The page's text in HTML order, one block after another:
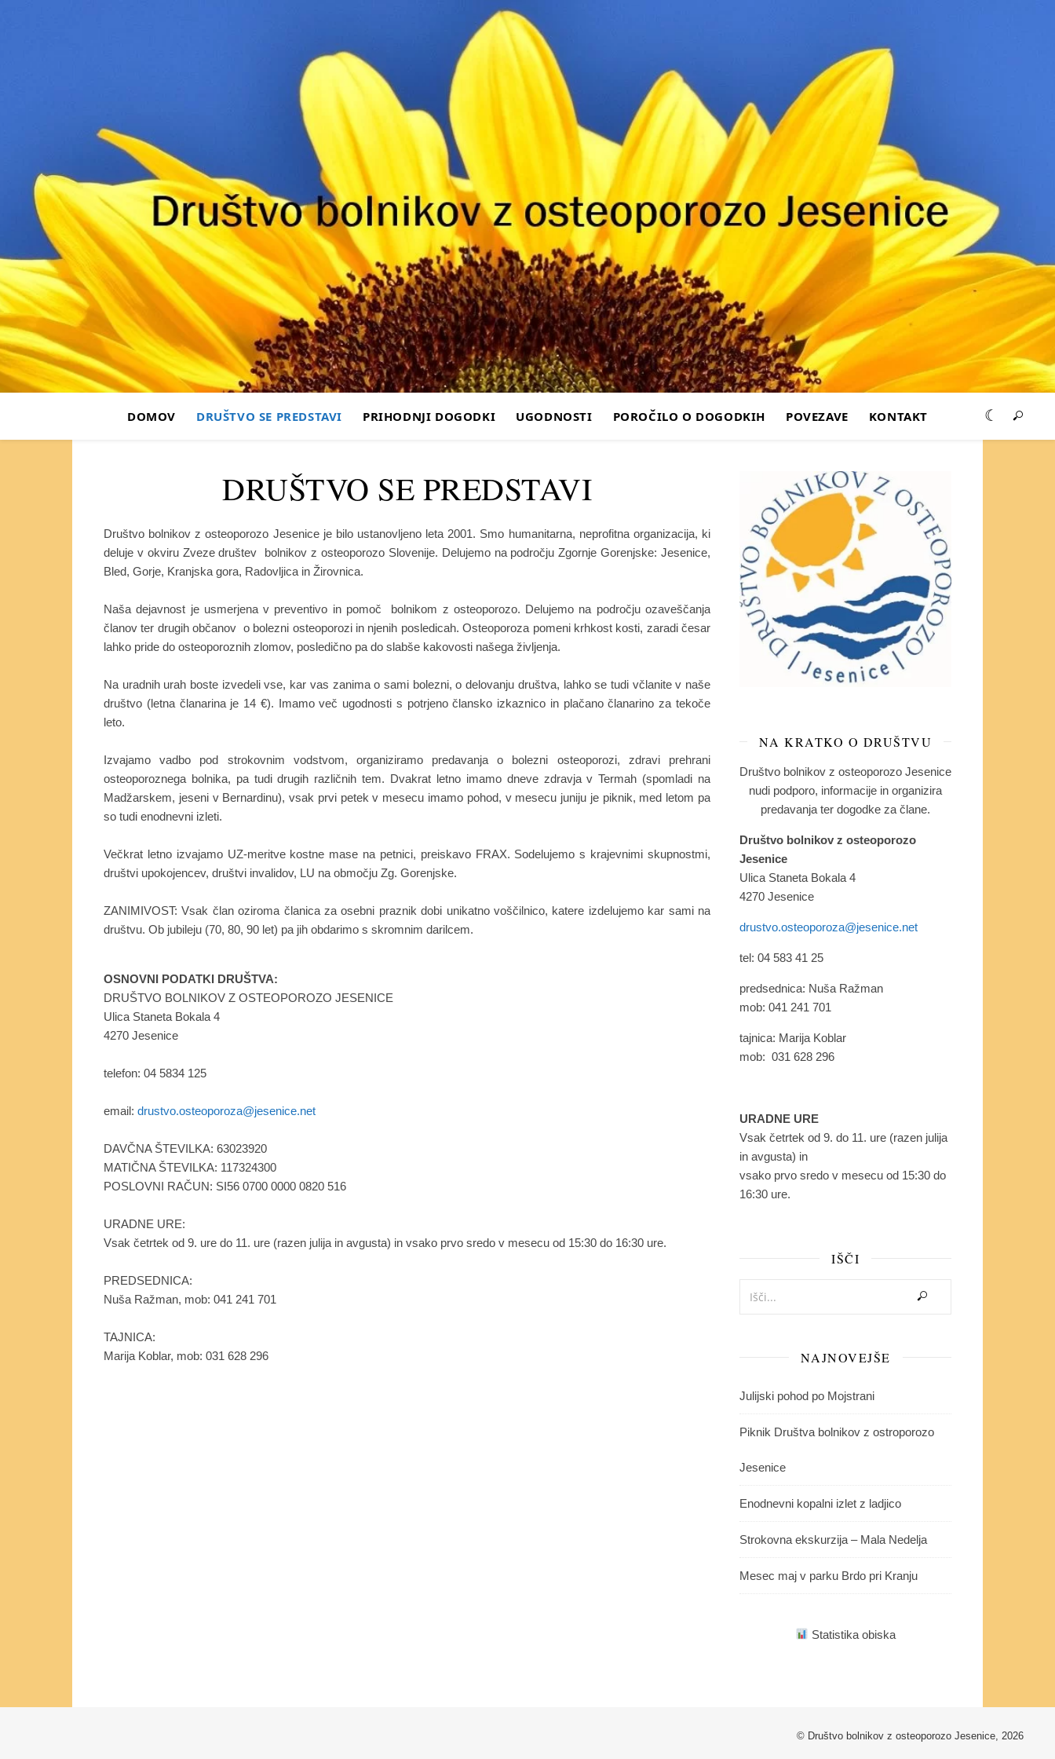
DOMOV DRUŠTVO SE PREDSTAVI PRIHODNJI DOGODKI UGODNOSTI POROČILO O DOGODKIH POVEZAVE KONTAKT
DRUŠTVO SE PREDSTAVI
Društvo bolnikov z osteoporozo Jesenice je bilo ustanovljeno leta 2001. Smo humanitarna, neprofitna organizacija, ki
deluje v okviru Zveze društev bolnikov z osteoporozo Slovenije. Delujemo na področju Zgornje Gorenjske: Jesenice,
Bled, Gorje, Kranjska gora, Radovljica in Žirovnica.
Naša dejavnost je usmerjena v preventivo in pomoč bolnikom z osteoporozo. Delujemo na področju ozaveščanja
članov ter drugih občanov o bolezni osteoporozi in njenih posledicah. Osteoporoza pomeni krhkost kosti, zaradi česar
lahko pride do osteoporoznih zlomov, posledično pa do slabše kakovosti našega življenja.
Na uradnih urah boste izvedeli vse, kar vas zanima o sami bolezni, o delovanju društva, lahko se tudi včlanite v naše
društvo (letna članarina je 14 €). Imamo več ugodnosti s potrjeno člansko izkaznico in plačano članarino za tekoče
leto.
Izvajamo vadbo pod strokovnim vodstvom, organiziramo predavanja o bolezni osteoporozi, zdravi prehrani
osteoporoznega bolnika, pa tudi drugih različnih tem. Dvakrat letno imamo dneve zdravja v Termah (spomladi na
Madžarskem, jeseni v Bernardinu), vsak prvi petek v mesecu imamo pohod, v mesecu juniju je piknik, med letom pa
so tudi enodnevni izleti.
Večkrat letno izvajamo UZ-meritve kostne mase na petnici, preiskavo FRAX. Sodelujemo s krajevnimi skupnostmi,
društvi upokojencev, društvi invalidov, LU na območju Zg. Gorenjske.
ZANIMIVOST: Vsak član oziroma članica za osebni praznik dobi unikatno voščilnico, katere izdelujemo kar sami na
društvu. Ob jubileju (70, 80, 90 let) pa jih obdarimo s skromnim darilcem.
OSNOVNI PODATKI DRUŠTVA:
DRUŠTVO BOLNIKOV Z OSTEOPOROZO JESENICE
Ulica Staneta Bokala 4
4270 Jesenice
telefon: 04 5834 125
email: drustvo.osteoporoza@jesenice.net
DAVČNA ŠTEVILKA: 63023920
MATIČNA ŠTEVILKA: 117324300
POSLOVNI RAČUN: SI56 0700 0000 0820 516
URADNE URE:
Vsak četrtek od 9. ure do 11. ure (razen julija in avgusta) in vsako prvo sredo v mesecu od 15:30 do 16:30 ure.
PREDSEDNICA:
Nuša Ražman, mob: 041 241 701
TAJNICA:
Marija Koblar, mob: 031 628 296
NA KRATKO O DRUŠTVU
Društvo bolnikov z osteoporozo Jesenice
nudi podporo, informacije in organizira
predavanja ter dogodke za člane.
Društvo bolnikov z osteoporozo
Jesenice
Ulica Staneta Bokala 4
4270 Jesenice
drustvo.osteoporoza@jesenice.net
tel: 04 583 41 25
predsednica: Nuša Ražman
mob: 041 241 701
tajnica: Marija Koblar
mob: 031 628 296
URADNE URE
Vsak četrtek od 9. do 11. ure (razen julija
in avgusta) in
vsako prvo sredo v mesecu od 15:30 do
16:30 ure.
IŠČI
NAJNOVEJŠE
Julijski pohod po Mojstrani
Piknik Društva bolnikov z ostroporozo
Jesenice
Enodnevni kopalni izlet z ladjico
Strokovna ekskurzija – Mala Nedelja
Mesec maj v parku Brdo pri Kranju
Statistika obiska
© Društvo bolnikov z osteoporozo Jesenice, 2026